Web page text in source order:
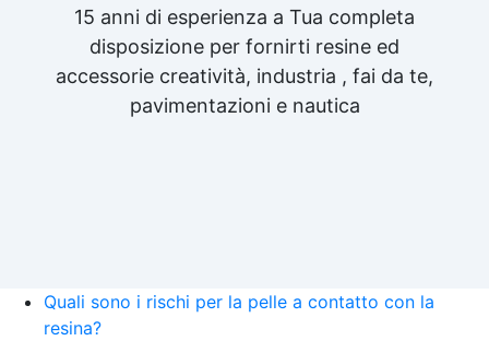
15 anni di esperienza a Tua completa
disposizione per fornirti resine ed
accessorie creatività, industria , fai da te,
pavimentazioni e nautica
Quali sono i rischi per la pelle a contatto con la
resina?